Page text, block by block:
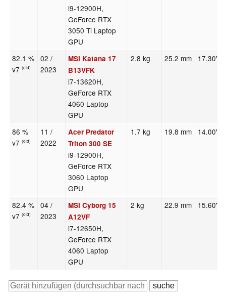
i9-12900H,
GeForce RTX
3050 Ti Laptop
GPU
82.1 %
v7(old)
02 /
2023
MSI Katana 17
B13VFK
i7-13620H,
GeForce RTX
4060 Laptop
GPU
2.8 kg 25.2 mm 17.30"
86 %
v7(old)
11 /
2022
Acer Predator
Triton 300 SE
i9-12900H,
GeForce RTX
3060 Laptop
GPU
1.7 kg 19.8 mm 14.00"
82.4 %
v7(old)
04 /
2023
MSI Cyborg 15
A12VF
i7-12650H,
GeForce RTX
4060 Laptop
GPU
2 kg 22.9 mm 15.60"